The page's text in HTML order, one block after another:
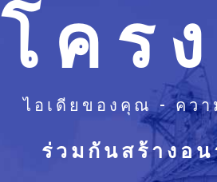
โคร
ไอเดียของคุณ - ควา
ร่วมกันสร้างอ